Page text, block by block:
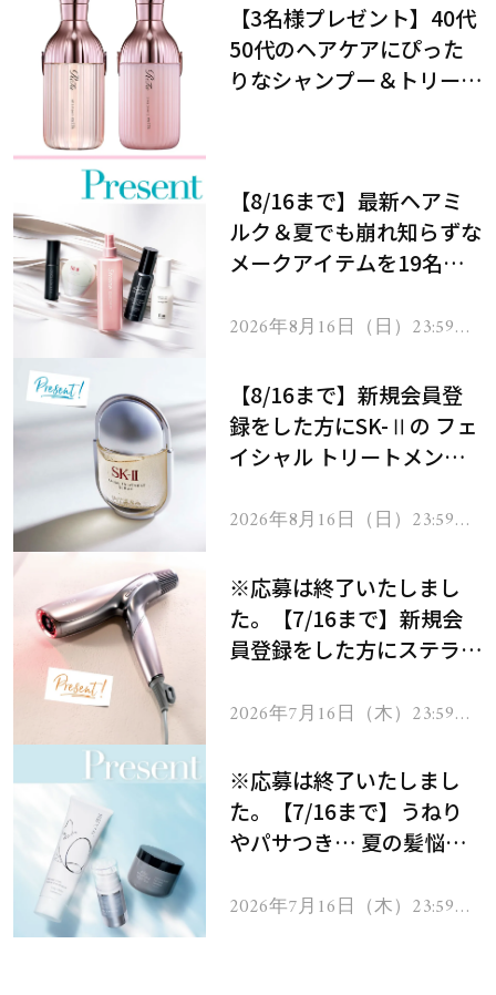
【3名様プレゼント】40代
50代のヘアケアにぴった
りなシャンプー＆トリート
【8/16まで】最新ヘアミ
ルク＆夏でも崩れ知らずな
メークアイテムを19名様
2026年8月16日（日）23:59ま
【8/16まで】新規会員登
録をした方にSK-Ⅱの フェ
イシャル トリートメント
2026年8月16日（日）23:59ま
※応募は終了いたしまし
た。【7/16まで】新規会
員登録をした方にステラボ
ヘアドライヤー ジュエル
2026年7月16日（木）23:59ま
※応募は終了いたしまし
た。【7/16まで】うねり
やパサつき… 夏の髪悩み
ムを13名様にプレゼン
2026年7月16日（木）23:59ま